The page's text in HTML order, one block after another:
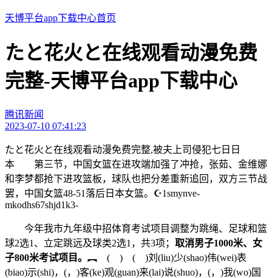
天博平台app下载中心首页
たと花火と在线观看动漫免费
完整-天博平台app下载中心
腾讯新闻
2023-07-10 07:41:23
たと花火と在线观看动漫免费完整,被夫上司侵犯七日日
本 第三节，中国女篮在进攻端加强了冲抢，张茹、金维娜
和李梦都抢下进攻篮板，球队也把分差重新追回，双方三节战
罢，中国女篮48-51落后日本女篮。☪1smynve-
mkodhs67shjd1k3-
今年我市九年级中招体育考试项目调整为跳绳、足球和篮
球2选1、立定跳远及球类2选1，共3项； 取消男子1000米、女
子800米考试项目。 ︻ ( ) ( )刘(liu)少(shao)伟(wei)表
(biao)示(shi)，(，)客(ke)观(guan)来(lai)说(shuo)，(，)我(wo)国